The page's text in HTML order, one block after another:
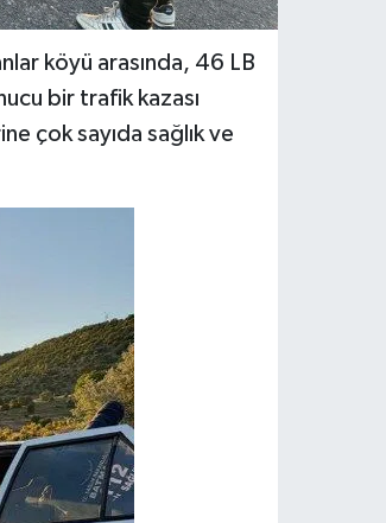
köyü arasında, 46 LB
bir trafik kazası
çok sayıda sağlık ve